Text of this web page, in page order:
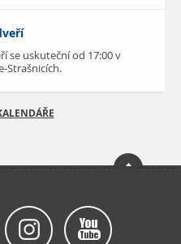
se uskuteční od 17:00 v
Strašnicích.